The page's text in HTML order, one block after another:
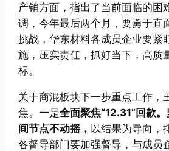
产销方面，指出了当前面临的困
调，今年最后两个月，要勇于直
挑战，华东材料各成员企业要紧
施，压实责任，抓好当下，高质
标。
关于商混板块下一步重点工作，
焦。一是全面聚焦“12.31”回款
间节点不动摇， 以结果为导向，
各督导部门要加强督导，与成员